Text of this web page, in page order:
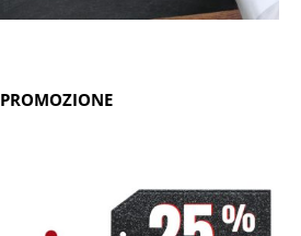
PROMOZIONE